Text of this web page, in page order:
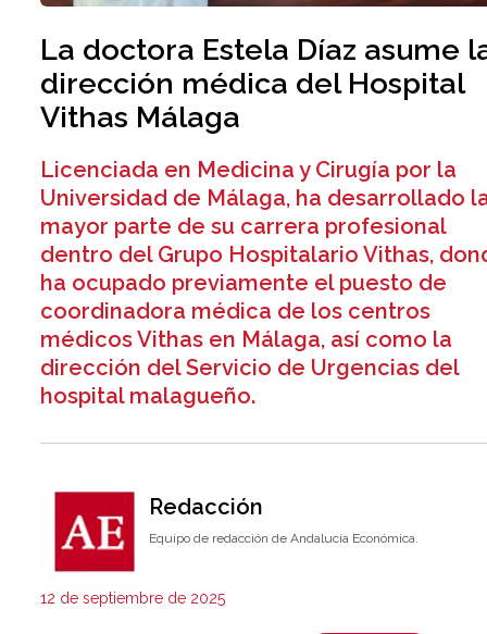
La doctora Estela Díaz asume
dirección médica del Hospital
Vithas Málaga
Licenciada en Medicina y Cirugía por la
Universidad de Málaga, ha desarrollado
mayor parte de su carrera profesional
dentro del Grupo Hospitalario Vithas,
ha ocupado previamente el puesto de
coordinadora médica de los centros
médicos Vithas en Málaga, así como la
dirección del Servicio de Urgencias del
hospital malagueño.
Redacción
Equipo de redacción de Andalucía Económica.
12 de septiembre de 2025